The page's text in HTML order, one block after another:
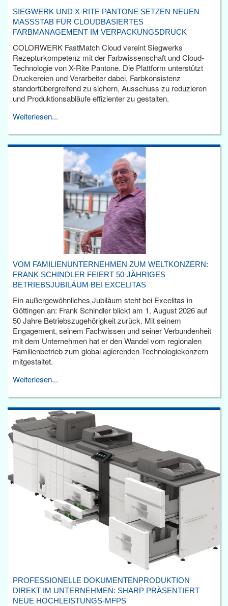
SIEGWERK UND X-RITE PANTONE SETZEN NEUEN
MASSSTAB FÜR CLOUDBASIERTES F
ARBMANAGEMENT IM VERPACKUNGSDRUCK
COLORWERK FastMatch Cloud vereint Siegwerks
Rezepturkompetenz mit der Farbwissenschaft und Cloud-
Technologie von X-Rite Pantone. Die Plattform unterstützt
Druckereien und Verarbeiter dabei, Farbkonsistenz
standortübergreifend zu sichern, Ausschuss zu reduzieren
und Produktionsabläufe effizienter zu gestalten.
Weiterlesen...
VOM FAMILIENUNTERNEHMEN ZUM WELTKONZERN:
FRANK SCHINDLER FEIERT 50-JÄHRIGES
BETRIEBSJUBILÄUM BEI EXCELITAS
Ein außergewöhnliches Jubiläum steht bei Excelitas in
Göttingen an: Frank Schindler blickt am 1. August 2026 auf
50 Jahre Betriebszugehörigkeit zurück. Mit seinem
Engagement, seinem Fachwissen und seiner Verbundenheit
mit dem Unternehmen hat er den Wandel vom regionalen
Familienbetrieb zum global agierenden Technologiekonzern
mitgestaltet.
Weiterlesen...
PROFESSIONELLE DOKUMENTENPRODUKTION
DIREKT IM UNTERNEHMEN: SHARP PRÄSENTIERT
NEUE HOCHLEISTUNGS-MFPS